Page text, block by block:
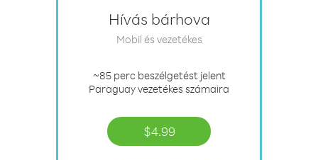
Hívás bárhova
Mobil és vezetékes
~85 perc beszélgetést jelent
Paraguay vezetékes számaira
$4.99